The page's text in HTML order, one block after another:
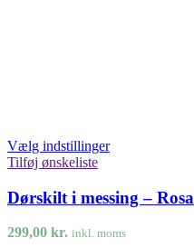
Vælg indstillinger
Tilføj ønskeliste
Dørskilt i messing – Rosa
299,00 kr. inkl. moms